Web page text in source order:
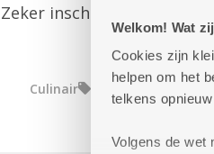
Welkom! Wat
Cookies zijn
helpen om het
telkens
Volgens de wet
Zeker inschrijven want op
Culinair